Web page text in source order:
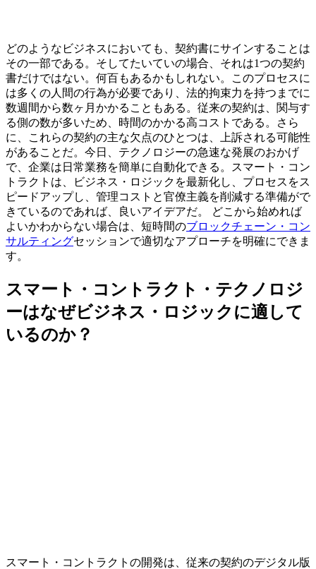
どのようなビジネスにおいても、契約書にサインすることは
その一部である。そしてたいていの場合、それは1つの契約
書だけではない。何百もあるかもしれない。このプロセスに
は多くの人間の行為が必要であり、法的拘束力を持つまでに
数週間から数ヶ月かかることもある。従来の契約は、関与す
る側の数が多いため、時間のかかる高コストである。さら
に、これらの契約の主な欠点のひとつは、上訴される可能性
があることだ。今日、テクノロジーの急速な発展のおかげ
で、企業は日常業務を簡単に自動化できる。スマート・コン
トラクトは、ビジネス・ロジックを最新化し、プロセスをス
ピードアップし、管理コストと官僚主義を削減する準備がで
きているのであれば、良いアイデアだ。 どこから始めれば
よいかわからない場合は、短時間のブロックチェーン・コン
サルティングセッションで適切なアプローチを明確にできま
す。
スマート・コントラクト・テクノロジ
ーはなぜビジネス・ロジックに適して
いるのか？
スマート・コントラクトの開発は、従来の契約のデジタル版